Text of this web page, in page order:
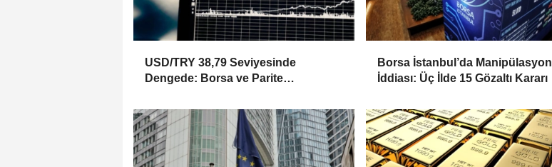
USD/TRY 38,79 Seviyesinde
Dengede: Borsa ve Parite
Borsa İstanbul’da Manipülasyon
İddiası: Üç İlde 15 Gözaltı Kararı